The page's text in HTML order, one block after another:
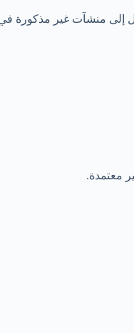
إلى منشآت غير مذكورة
معتمدة.